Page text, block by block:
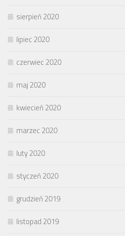
sierpień 2020
lipiec 2020
czerwiec 2020
maj 2020
kwiecień 2020
marzec 2020
luty 2020
styczeń 2020
grudzień 2019
listopad 2019